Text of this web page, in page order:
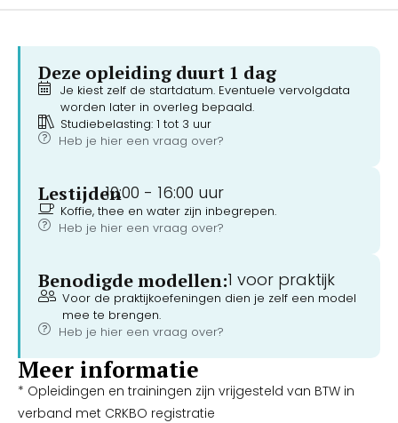
Deze opleiding duurt 1 dag
Je kiest zelf de startdatum. Eventuele vervolgdata
worden later in overleg bepaald.
Studiebelasting: 1 tot 3 uur
Heb je hier een vraag over?
Lestijden10:00 - 16:00 uur
Koffie, thee en water zijn inbegrepen.
Heb je hier een vraag over?
Benodigde modellen:1 voor praktijk
Voor de praktijkoefeningen dien je zelf een model
mee te brengen.
Heb je hier een vraag over?
Meer informatie
* Opleidingen en trainingen zijn vrijgesteld van BTW in
verband met CRKBO registratie